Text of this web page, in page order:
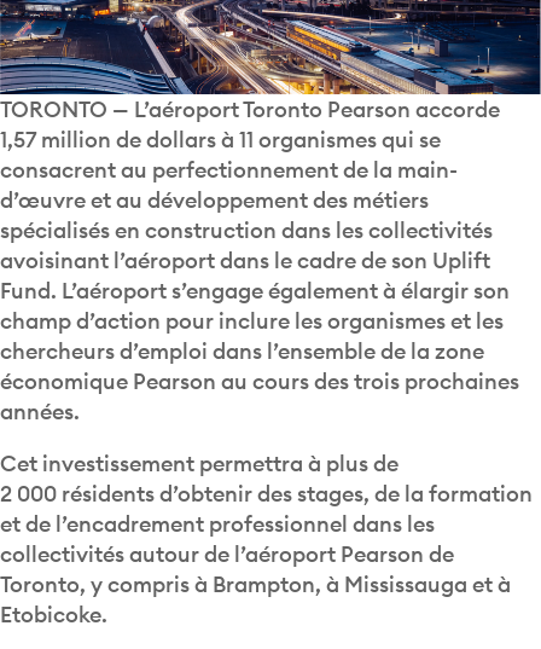
TORONTO — L’aéroport Toronto Pearson accorde
1,57 million de dollars à 11 organismes qui se
consacrent au perfectionnement de la main-
d’œuvre et au développement des métiers
spécialisés en construction dans les collectivités
avoisinant l’aéroport dans le cadre de son Uplift
Fund. L’aéroport s’engage également à élargir son
champ d’action pour inclure les organismes et les
chercheurs d’emploi dans l’ensemble de la zone
économique Pearson au cours des trois prochaines
années.
Cet investissement permettra à plus de
2 000 résidents d’obtenir des stages, de la formation
et de l’encadrement professionnel dans les
collectivités autour de l’aéroport Pearson de
Toronto, y compris à Brampton, à Mississauga et à
Etobicoke.